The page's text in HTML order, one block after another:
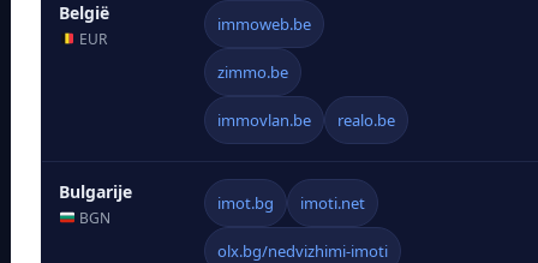
België
EUR
immoweb.be
zimmo.be
immovlan.be realo.be
Bulgarije
BGN
imot.bg imoti.net
olx.bg/nedvizhimi-imoti